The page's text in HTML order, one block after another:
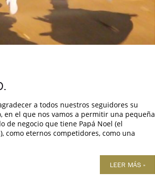
a todos nuestros seguidores su
en el que nos vamos a permitir una pequeña
de negocio que tiene Papá Noel (el
como eternos competidores, como una
LEER MÁS »